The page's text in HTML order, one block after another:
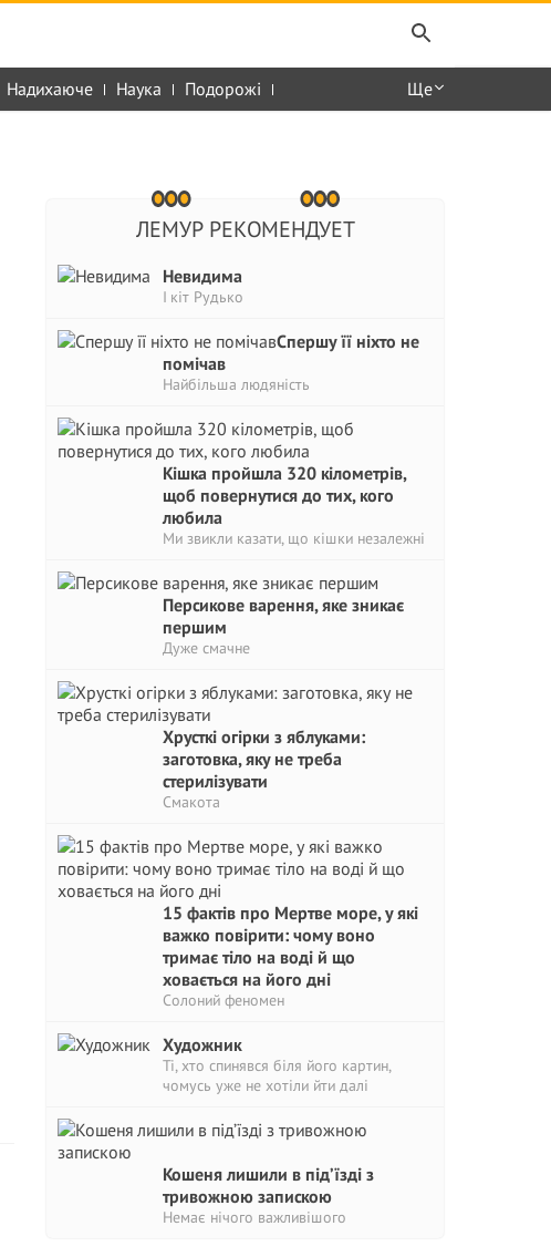
Надихаюче Наука Подорожі Ще
ЛЕМУР РЕКОМЕНДУЕТ
Невидима
І кіт Рудько
Спершу її ніхто не
помічав
Найбільша людяність
Кішка пройшла 320 кілометрів,
щоб повернутися до тих, кого
любила
Ми звикли казати, що кішки незалежні
Персикове варення, яке зникає
першим
Дуже смачне
Хрусткі огірки з яблуками:
заготовка, яку не треба
стерилізувати
Смакота
15 фактів про Мертве море, у які
важко повірити: чому воно
тримає тіло на воді й що
ховається на його дні
Солоний феномен
Художник
Ті, хто спинявся біля його картин,
чомусь уже не хотіли йти далі
Кошеня лишили в під’їзді з
тривожною запискою
Немає нічого важливішого